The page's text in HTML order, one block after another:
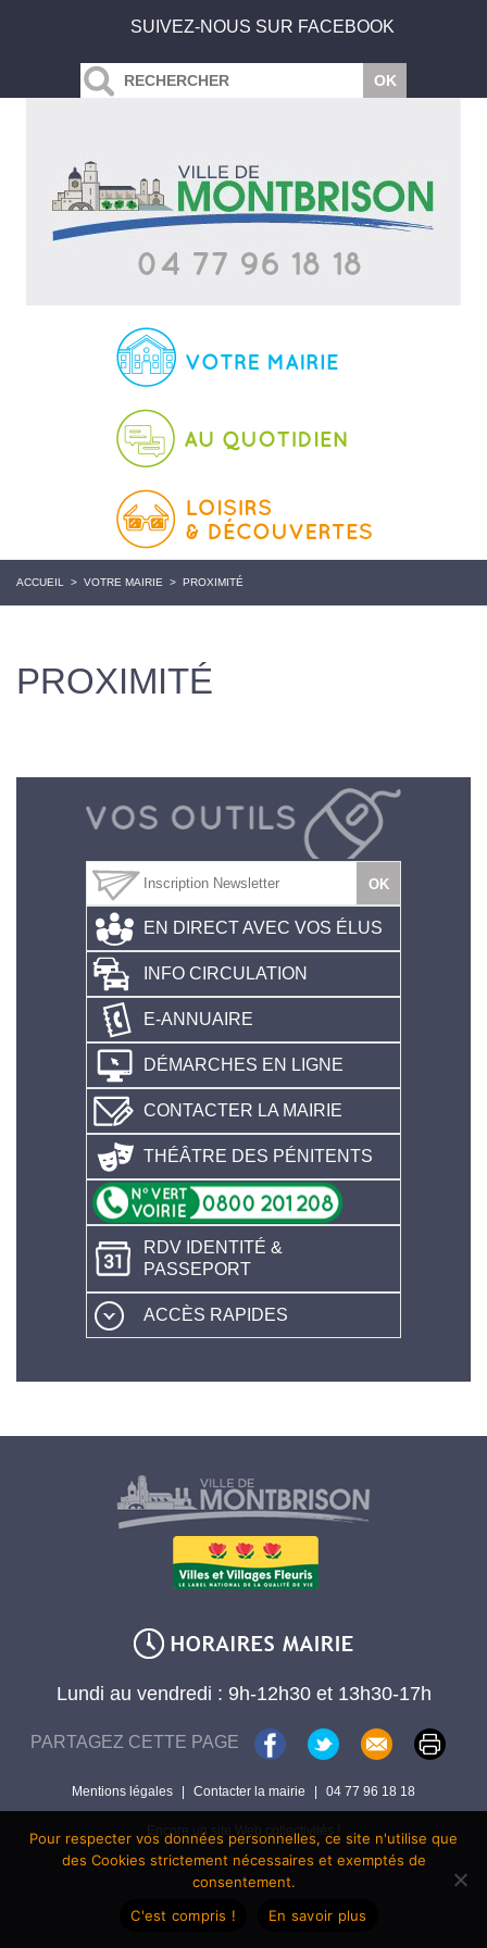
SUIVEZ-NOUS SUR FACEBOOK
ACCUEIL > VOTRE MAIRIE > PROXIMITÉ
PROXIMITÉ
EN DIRECT AVEC VOS ÉLUS
INFO CIRCULATION
E-ANNUAIRE
DÉMARCHES EN LIGNE
CONTACTER LA MAIRIE
THÉÂTRE DES PÉNITENTS
RDV IDENTITÉ &
PASSEPORT
ACCÈS RAPIDES
Lundi au vendredi : 9h-12h30 et 13h30-17h
PARTAGEZ CETTE PAGE
Mentions légales | Contacter la mairie | 04 77 96 18 18
Encore un site Web collectivités !
Pour respecter vos données personnelles, ce site n'utilise que
des Cookies strictement nécessaires et exemptés de
consentement.
C'est compris !
En savoir plus